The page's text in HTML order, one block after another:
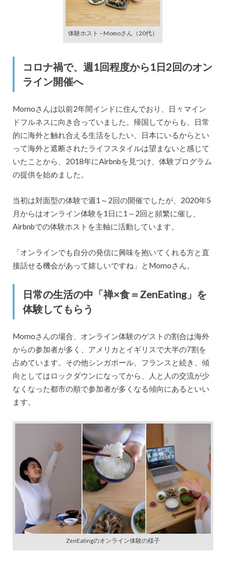
体験ホスト – Momoさん（20代）
コロナ禍で、週1回程度から1日2回のオン
ライン開催へ
Momoさんは以前2年間インドに住んでおり、日々マイン
ドフルネスに向き合っていました。帰国してからも、日常
的に海外と触れ合える生活をしたい、日本にいるからとい
って海外と遮断されたライフスタイルは望まないと感じて
いたことから、2018年にAirbnbを見つけ、体験プログラム
の提供を始めました。
当初は対面型の体験で週1～2回の開催でしたが、2020年5
月からはオンライン体験を1日に1～2回と頻繁に催し、
Airbnbでの体験ホストを主軸に活動しています。
「オンラインでも自分の発信に興味を抱いてくれる方と直
接話せる機会があって嬉しいですね」とMomoさん。
日常の生活の中「禅×食＝ZenEating」を
体験してもらう
Momoさんの場合、オンライン体験のゲストの割合は海外
からの参加者が多く、アメリカとイギリスで大半の7割を
占めています。その他シンガポール、フランスと続き、傾
向としてはロックダウンになってから、人と人の交流が少
なくなった都市の順で参加者が多くなる傾向にあるといい
ます。
ZenEatingのオンライン体験の様子